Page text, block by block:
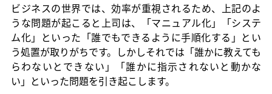
ビジネスの世界では、効率が重視されるため、上記のよ
うな問題が起こると上司は、「マニュアル化」「システ
ム化」といった「誰でもできるように手順化する」とい
う処置が取りがちです。しかしそれでは「誰かに教えても
らわないとできない」「誰かに指示されないと動かな
い」といった問題を引き起こします。